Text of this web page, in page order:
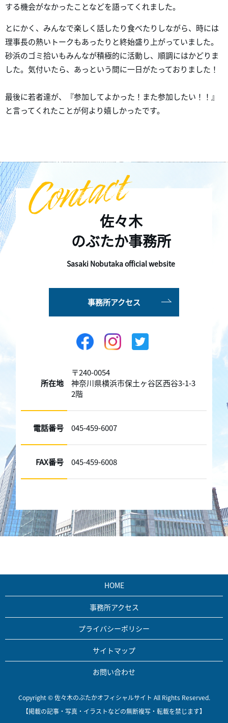
する機会がなかったことなどを語ってくれました。
とにかく、みんなで楽しく話したり食べたりしながら、時には
理事長の熱いトークもあったりと終始盛り上がっていました。
砂浜のゴミ拾いもみんなが積極的に活動し、順調にはかどりま
した。気付いたら、あっという間に一日がたっておりました！
最後に若者達が、『参加してよかった！また参加したい！！』
と言ってくれたことが何より嬉しかったです。
佐々木
のぶたか事務所
Sasaki Nobutaka official website
事務所アクセス
所在地
〒240-0054
神奈川県横浜市保土ヶ谷区西谷3-1-3
2階
電話番号 045-459-6007
FAX番号 045-459-6008
HOME
事務所アクセス
プライバシーポリシー
サイトマップ
お問い合わせ
Copyright © 佐々木のぶたかオフィシャルサイト All Rights Reserved.
【掲載の記事・写真・イラストなどの無断複写・転載を禁じます】